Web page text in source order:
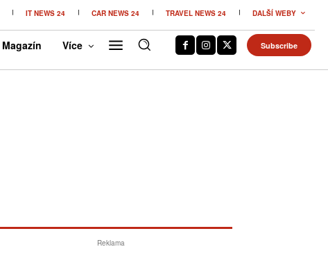
IT NEWS 24 CAR NEWS 24 TRAVEL NEWS 24 DALŠÍ WEBY
Magazín Více Subscribe
Reklama